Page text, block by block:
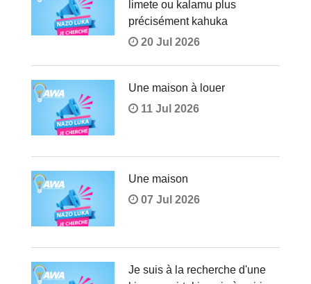
limete ou kalamu plus
précisément kahuka
20 Jul 2026
Une maison à louer
11 Jul 2026
Une maison
07 Jul 2026
Je suis à la recherche d'une